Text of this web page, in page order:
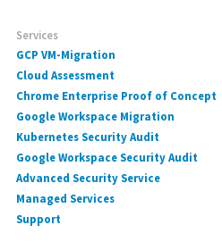
Services
GCP VM-Migration
Cloud Assessment
Chrome Enterprise Proof of Concept
Google Workspace Migration
Kubernetes Security Audit
Google Workspace Security Audit
Advanced Security Service
Managed Services
Support